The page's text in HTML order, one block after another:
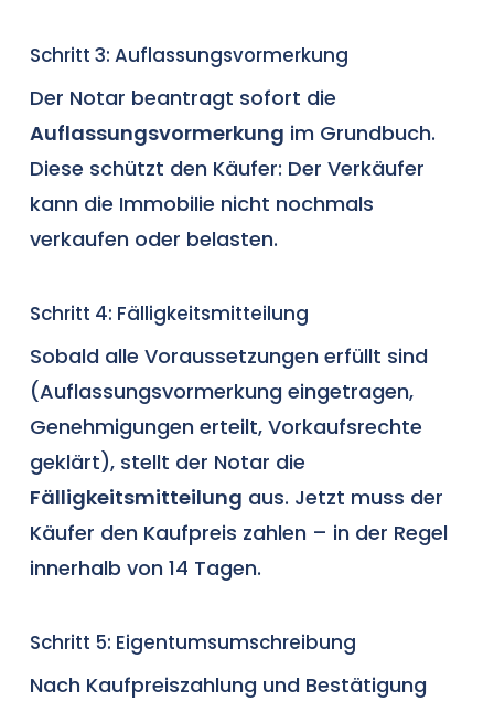
Schritt 3: Auflassungsvormerkung
Der Notar beantragt sofort die
Auflassungsvormerkung im Grundbuch.
Diese schützt den Käufer: Der Verkäufer
kann die Immobilie nicht nochmals
verkaufen oder belasten.
Schritt 4: Fälligkeitsmitteilung
Sobald alle Voraussetzungen erfüllt sind
(Auflassungsvormerkung eingetragen,
Genehmigungen erteilt, Vorkaufsrechte
geklärt), stellt der Notar die
Fälligkeitsmitteilung aus. Jetzt muss der
Käufer den Kaufpreis zahlen – in der Regel
innerhalb von 14 Tagen.
Schritt 5: Eigentumsumschreibung
Nach Kaufpreiszahlung und Bestätigung